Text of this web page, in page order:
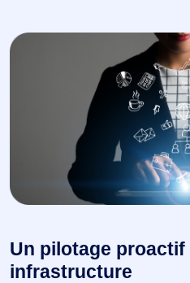
Un pilotage proactif
infrastructure